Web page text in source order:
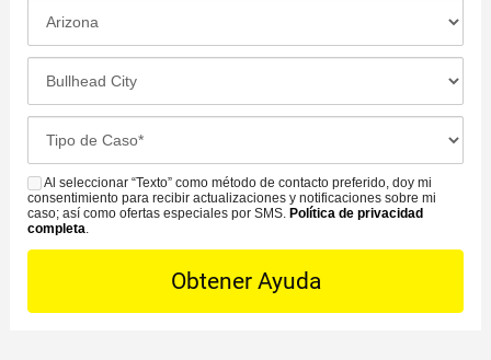
n
*
d
d
C
o
n
t
t
c
c
ó
n
d
e
o
i
c
i
n
s
e
D
e
a
S
M
S
Al seleccionar “Texto” como método de contacto preferido, doy mi
consentimiento para recibir actualizaciones y notificaciones sobre mi
caso; así como ofertas especiales por SMS. Política de privacidad
completa.